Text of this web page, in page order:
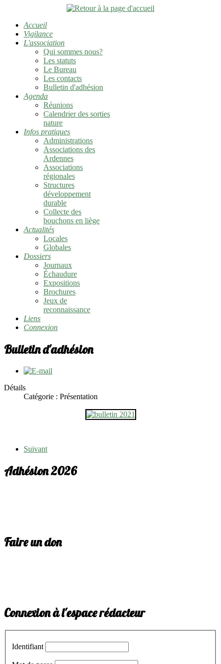
Accueil
Vigilance
L'association
Qui sommes nous?
Les statuts
Le Bureau
Les contacts
Bulletin d'adhésion
Agenda
Réunions
Calendrier des sorties
nature
Infos pratiques
Administrations
Associations des
Ardennes
Associations
régionales
Structures
développement
durable
Collecte des
bouchons en liège
Actualités
Locales
Globales
Dossiers
Journaux
Échaudure
Expositions
Brochures
Jeux de
reconnaissance
Liens
Connexion
Bulletin d'adhésion
Détails
Catégorie : Présentation
Suivant
Adhésion 2026
Faire un don
Connexion à l'espace rédacteur
Identifiant